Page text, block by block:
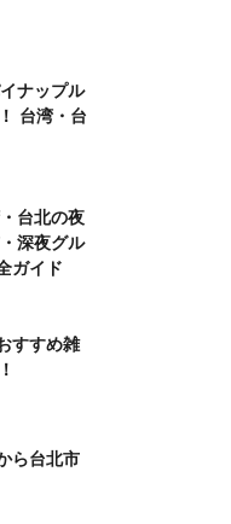
ナップル
台湾・台
台北の夜
深夜グル
ガイド
すすめ雑
ら台北市